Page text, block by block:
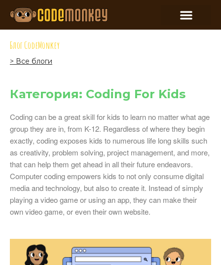
Блог CodeMonkey
> Все блоги
Категория: Coding For Kids
Coding can be a great skill for kids to learn no matter what age
group they are in, from K-12. Regardless of where they begin
exactly, coding exposes kids to numerous life long skills such
as creativity, problem solving, project management, and more,
that can help them get ahead in all their future endeavors.
Computer coding empowers kids to not only consume digital
media and technology, but also to create it. Instead of simply
playing a video game or using an app, they can make their
own video game, or even their own website.